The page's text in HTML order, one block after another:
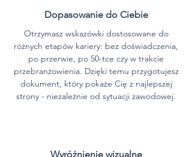
Dopasowanie do Ciebie
Otrzymasz wskazówki dostosowane do
różnych etapów kariery: bez doświadczenia,
po przerwie, po 50-tce czy w trakcie
przebranżowienia. Dzięki temu przygotujesz
dokument, który pokaże Cię z najlepszej
strony - niezależnie od sytuacji zawodowej.
Wyróżnienie wizualne